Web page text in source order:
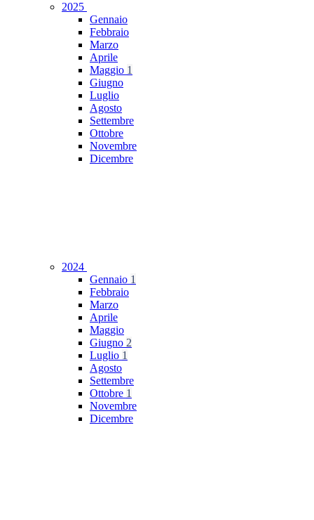
2025
Gennaio
Febbraio
Marzo
Aprile
Maggio 1
Giugno
Luglio
Agosto
Settembre
Ottobre
Novembre
Dicembre
2024
Gennaio 1
Febbraio
Marzo
Aprile
Maggio
Giugno 2
Luglio 1
Agosto
Settembre
Ottobre 1
Novembre
Dicembre